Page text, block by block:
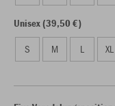
Unisex (39,50 €)
S M L XL